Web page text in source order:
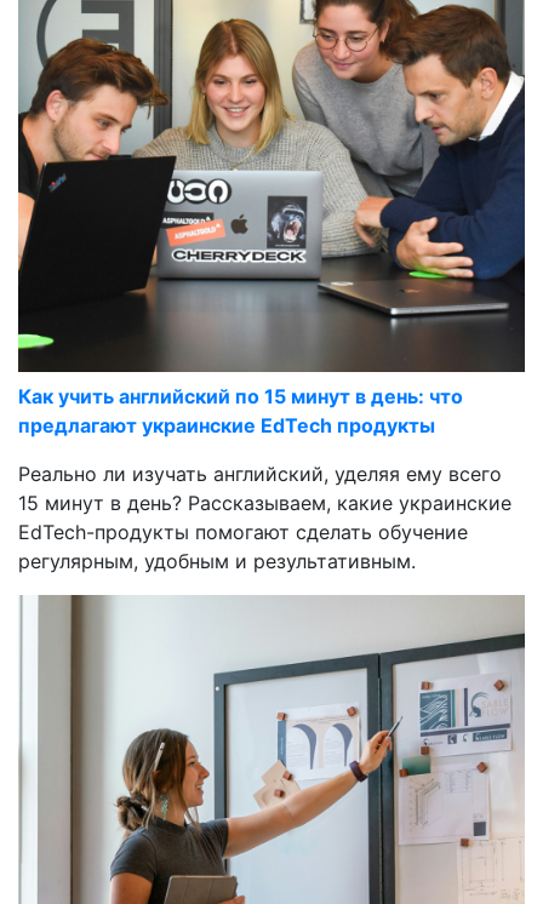
Как учить английский по 15 минут в день: что
предлагают украинские EdTech продукты
Реально ли изучать английский, уделяя ему всего
15 минут в день? Рассказываем, какие украинские
EdTech-продукты помогают сделать обучение
регулярным, удобным и результативным.